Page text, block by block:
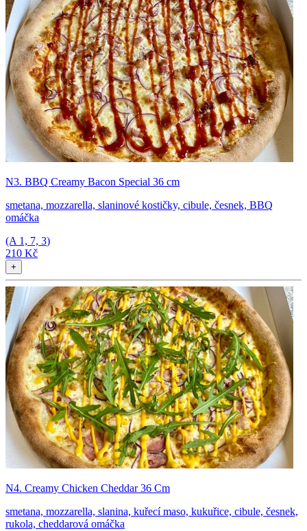
N3. BBQ Creamy Bacon Special 36 cm
smetana, mozzarella, slaninové kostičky, cibule, česnek, BBQ
omáčka
(A 1, 7, 3)
210 Kč
+
N4. Creamy Chicken Cheddar 36 Cm
smetana, mozzarella, slanina, kuřecí maso, kukuřice, cibule, česnek,
rukola, cheddarová omáčka